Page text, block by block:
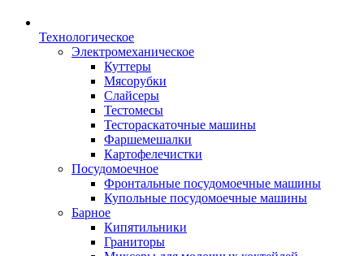
Технологическое
Электромеханическое
Куттеры
Мясорубки
Слайсеры
Тестомесы
Тестораскаточные машины
Фаршемешалки
Картофелечистки
Посудомоечное
Фронтальные посудомоечные машины
Купольные посудомоечные машины
Барное
Кипятильники
Граниторы